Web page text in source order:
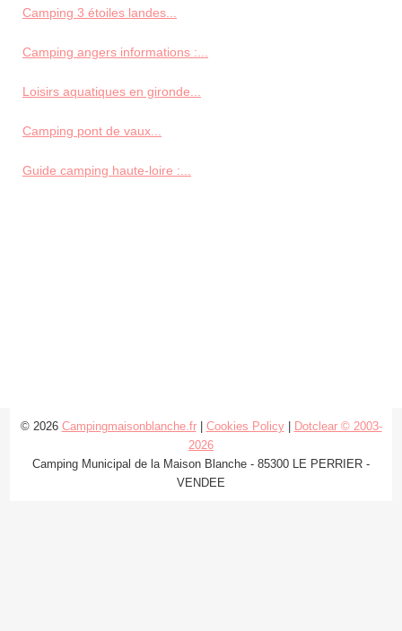
Camping 3 étoiles landes...
Camping angers informations :...
Loisirs aquatiques en gironde...
Camping pont de vaux...
Guide camping haute-loire :...
© 2026 Campingmaisonblanche.fr| Cookies Policy|
Dotclear © 2003-
2026
Camping Municipal de la Maison Blanche - 85300 LE PERRIER -
VENDEE